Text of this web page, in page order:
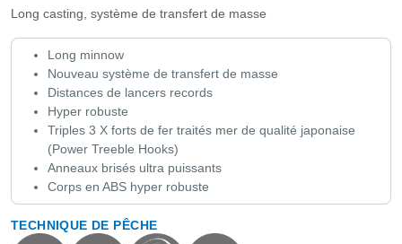
Long casting, système de transfert de masse
Long minnow
Nouveau système de transfert de masse
Distances de lancers records
Hyper robuste
Triples 3 X forts de fer traités mer de qualité japonaise
(Power Treeble Hooks)
Anneaux brisés ultra puissants
Corps en ABS hyper robuste
TECHNIQUE DE PÊCHE